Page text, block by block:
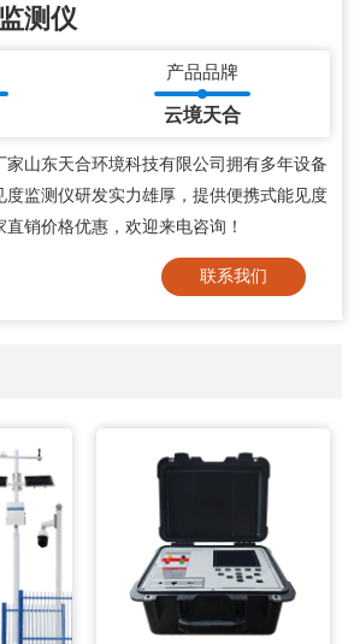
测仪
产品品牌
云境天合
家山东天合环境科技有限公司拥有多年设备
度监测仪研发实力雄厚，提供便携式能见度
销价格优惠，欢迎来电咨询！
联系我们